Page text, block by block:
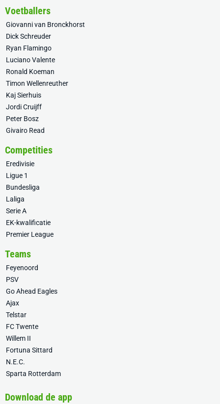
Voetballers
Giovanni van Bronckhorst
Dick Schreuder
Ryan Flamingo
Luciano Valente
Ronald Koeman
Timon Wellenreuther
Kaj Sierhuis
Jordi Cruijff
Peter Bosz
Givairo Read
Competities
Eredivisie
Ligue 1
Bundesliga
Laliga
Serie A
EK-kwalificatie
Premier League
Teams
Feyenoord
PSV
Go Ahead Eagles
Ajax
Telstar
FC Twente
Willem II
Fortuna Sittard
N.E.C.
Sparta Rotterdam
Download de app